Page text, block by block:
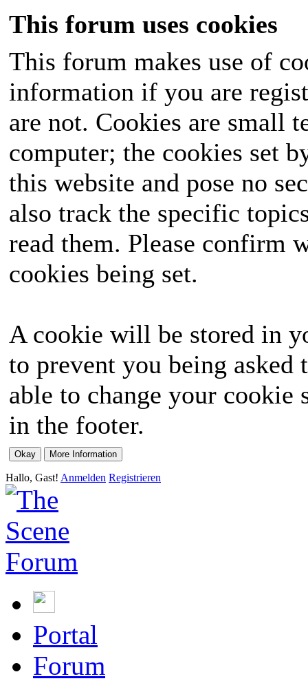
This forum uses cookies
This forum makes use of
information if you are
are not. Cookies are small
computer; the cookies set
this website and pose no
also track the specific
read them. Please confirm
cookies being set.
A cookie will be stored in
to prevent you being
able to change your
in the footer.
Hallo, Gast! Anmelden Registrieren
Portal
Forum